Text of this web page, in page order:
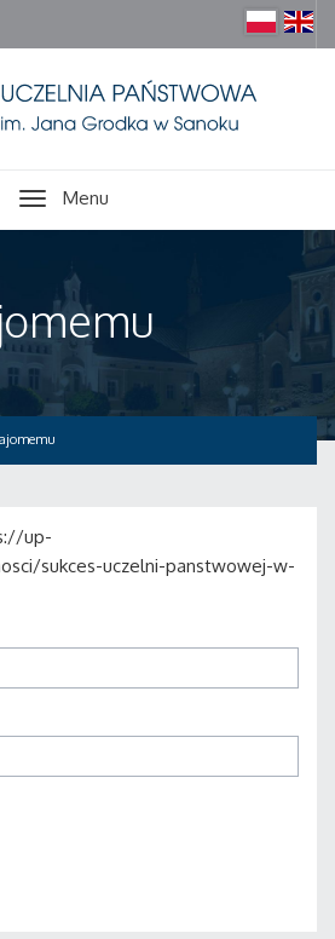
Menu
up-
sukces-uczelni-panstwowej-w-